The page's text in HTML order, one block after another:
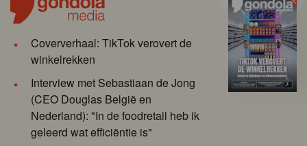
Coververhaal: TikTok verovert de
winkelrekken
Interview met Sebastiaan de Jong
(CEO Douglas België en
Nederland): "In de foodretail heb ik
geleerd wat efficiëntie is"